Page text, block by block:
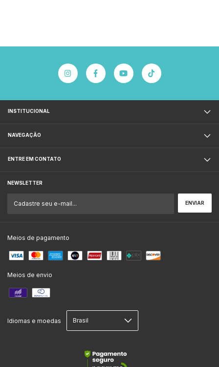
INSTITUCIONAL
NAVEGAÇÃO
ENTRE EM CONTATO
NEWSLETTER
Meios de pagamento
Meios de envio
Idiomas e moedas